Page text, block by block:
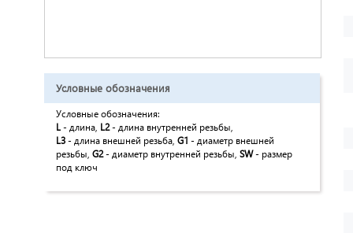
Условные обозначения
Условные обозначения:
L - длина, L2- длина внутренней резьбы,
L3 - длина внешней резьба, G1 - диаметр внешней
резьбы, G2- диаметр внутренней резьбы, SW- размер
под ключ